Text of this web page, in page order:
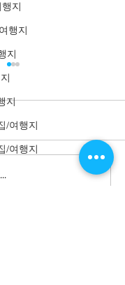
지
행지
지
지
/여행지
/여행지
노이 Chicago/